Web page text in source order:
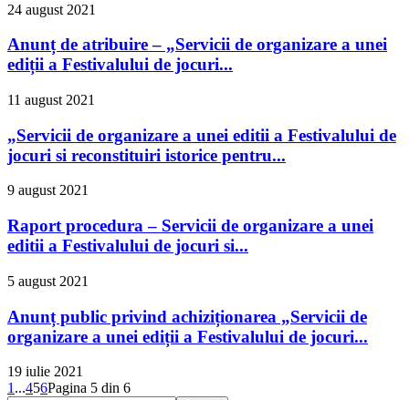
24 august 2021
Anunț de atribuire – „Servicii de organizare a unei
ediții a Festivalului de jocuri...
11 august 2021
„Servicii de organizare a unei editii a Festivalului de
jocuri si reconstituiri istorice pentru...
9 august 2021
Raport procedura – Servicii de organizare a unei
editii a Festivalului de jocuri si...
5 august 2021
Anunț public privind achiziționarea „Servicii de
organizare a unei ediții a Festivalului de jocuri...
19 iulie 2021
1 ...456Pagina 5 din 6